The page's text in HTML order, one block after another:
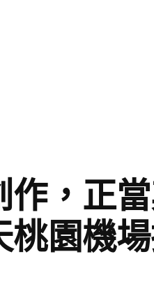
作，正
園機